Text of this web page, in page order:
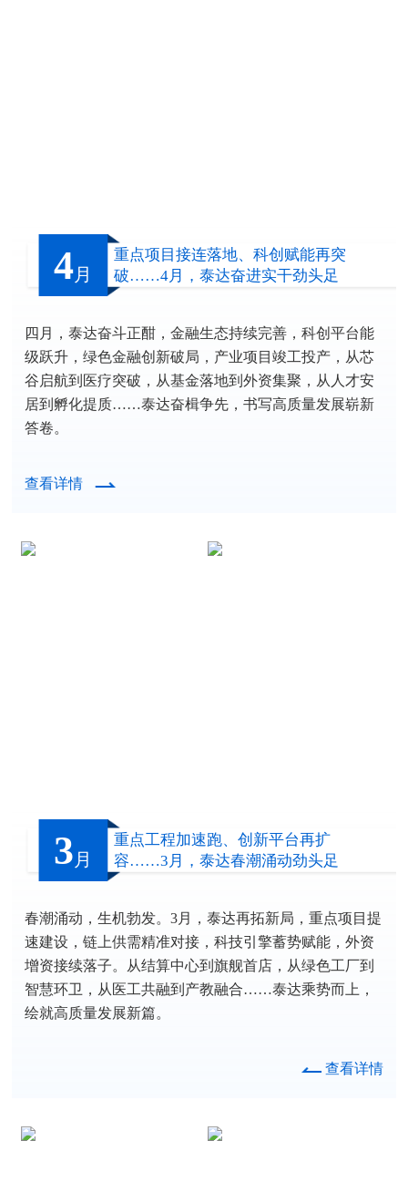
4月
重点项目接连落地、科创赋能再突
破……4月，泰达奋进实干劲头足
四月，泰达奋斗正酣，金融生态持续完善，科创平台能
级跃升，绿色金融创新破局，产业项目竣工投产，从芯
谷启航到医疗突破，从基金落地到外资集聚，从人才安
居到孵化提质……泰达奋楫争先，书写高质量发展崭新
答卷。
查看详情
3 月
重点工程加速跑、创新平台再扩
容……3月，泰达春潮涌动劲头足
春潮涌动，生机勃发。3月，泰达再拓新局，重点项目提
速建设，链上供需精准对接，科技引擎蓄势赋能，外资
增资接续落子。从结算中心到旗舰首店，从绿色工厂到
智慧环卫，从医工共融到产教融合……泰达乘势而上，
绘就高质量发展新篇。
查看详情